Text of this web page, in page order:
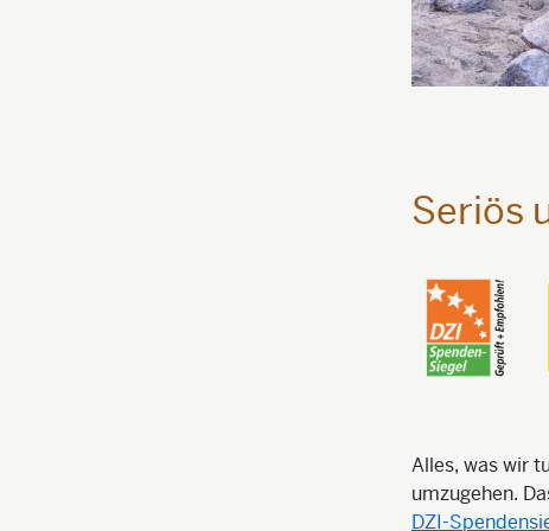
Seriös
Alles, was wir
umzugehen.
DZI-